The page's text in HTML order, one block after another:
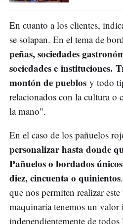
En cuanto a los clientes,
se solapan. En el tema de
peñas, sociedades
sociedades e instituciones.
montón de pueblos y todo
relacionados con la cultura o
la mano".
En el caso de los pañuelos
personalizar hasta donde
Pañuelos o bordados
diez, cincuenta o quinientos
que nos permiten realizar
maquinaria tenemos un valor
independientemente de